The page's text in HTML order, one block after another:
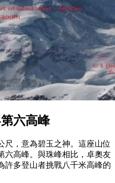
六高峰
尺，意為碧玉之神。這座山位
六高峰。與珠峰相比，卓奧友
許多登山者挑戰八千米高峰的